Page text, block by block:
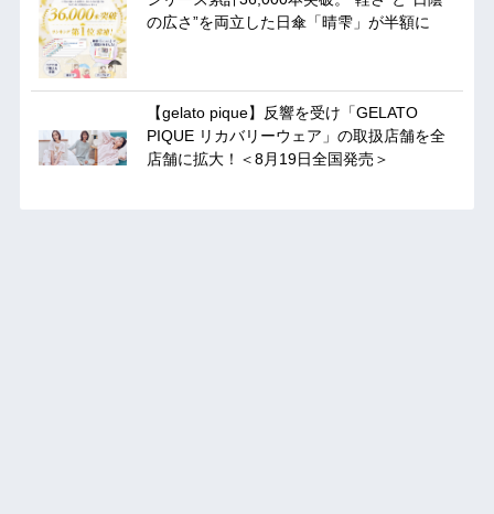
の広さ”を両立した日傘「晴雫」が半額に
【gelato pique】反響を受け「GELATO
PIQUE リカバリーウェア」の取扱店舗を全
店舗に拡大！＜8月19日全国発売＞